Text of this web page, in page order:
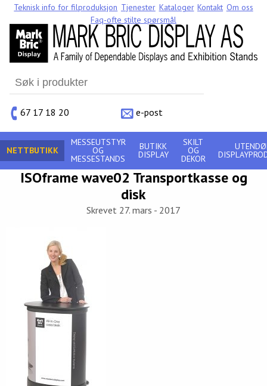
Search
for:
67 17 18 20
e-post
Teknisk info for filproduksjon Tjenester Kataloger Kontakt Om oss
Faq-ofte stilte spørsmål
NETTBUTIKK
MESSEUTSTYR
OG
MESSESTANDS
BUTIKK
DISPLAY
SKILT
OG
DEKOR
ISOframe wave02 Transportkasse og
disk
Skrevet 27. mars - 2017